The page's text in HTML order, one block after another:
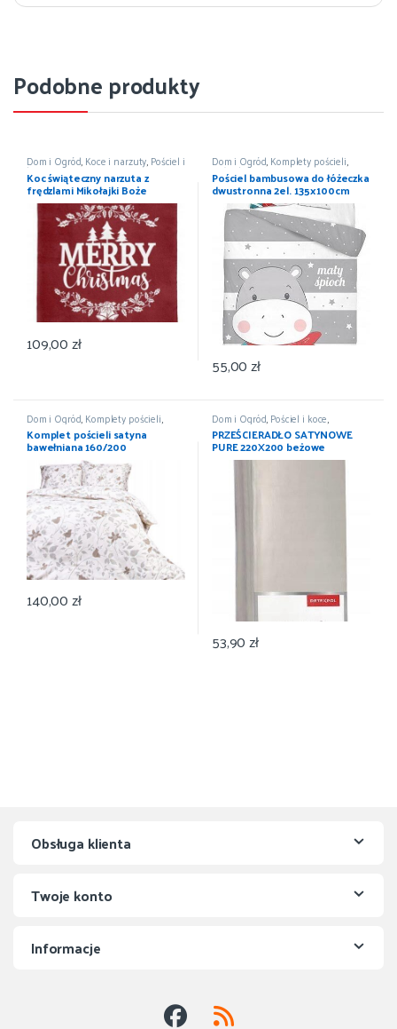
Podobne produkty
Dom i Ogród, Koce i narzuty, Pościel i
koce,Wyposażenie
Koc świąteczny narzuta z
frędzlami Mikołajki Boże
Narodzenie 150×200
109,00zł
Dom i Ogród, Komplety pościeli,
Pościel i koce ,Wyposażenie
Pościel bambusowa do łóżeczka
dwustronna 2el. 135x100cm
MAYA MOO 3530B
55,00zł
Dom i Ogród, Komplety pościeli,
Pościel i koce ,Wyposażenie
Komplet pościeli satyna
bawełniana 160/200
140,00zł
Dom i Ogród, Pościel i koce,
Prześcieradła,Wyposażenie
PRZEŚCIERADŁO SATYNOWE
PURE 220X200 beżowe
DETEXPOL
53,90zł
Obsługa klienta
Twoje konto
Informacje